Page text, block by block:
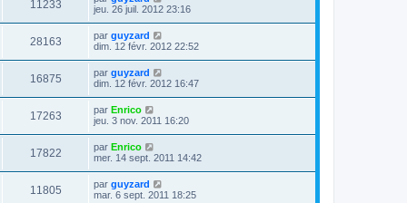
11233
jeu. 26 juil. 2012 23:16
28163 par guyzard
dim. 12 févr. 2012 22:52
16875 par guyzard
dim. 12 févr. 2012 16:47
17263 par Enrico
jeu. 3 nov. 2011 16:20
17822 par Enrico
mer. 14 sept. 2011 14:42
11805 par guyzard
mar. 6 sept. 2011 18:25